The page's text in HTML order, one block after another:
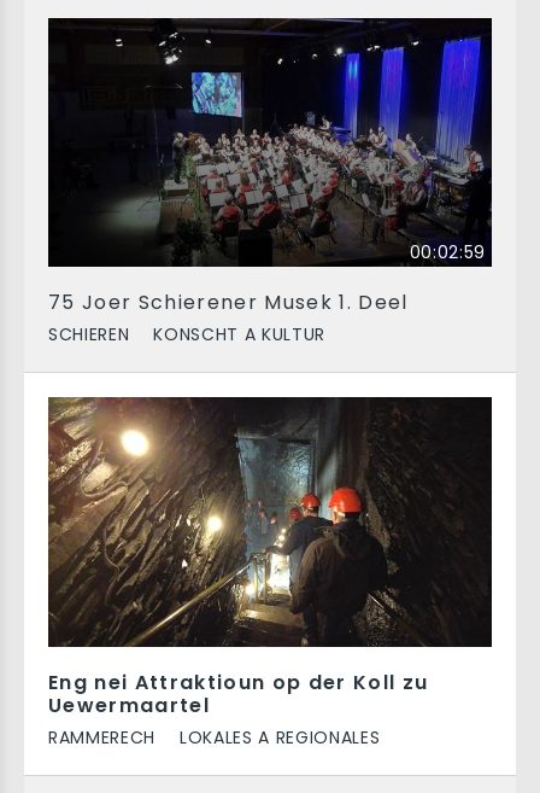
00:02:59
75 Joer Schierener Musek 1. Deel
SCHIEREN KONSCHT A KULTUR
Eng nei Attraktioun op der Koll zu
Uewermaartel
RAMMERECH LOKALES A REGIONALES